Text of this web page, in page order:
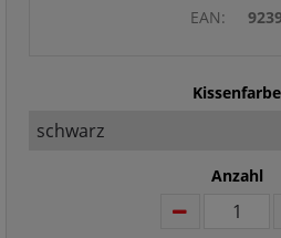
EAN:
Kissenfarbe
Anzahl